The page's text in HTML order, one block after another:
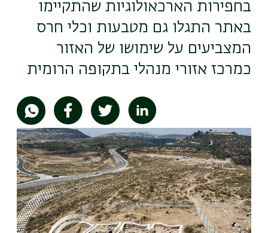
בחפירות הארכאולוגיות שהתקיימו
באתר התגלו גם מטבעות וכלי חרס
המצביעים על שימושו של האזור
כמרכז אזורי מנהלי בתקופה הרומית
תמונה